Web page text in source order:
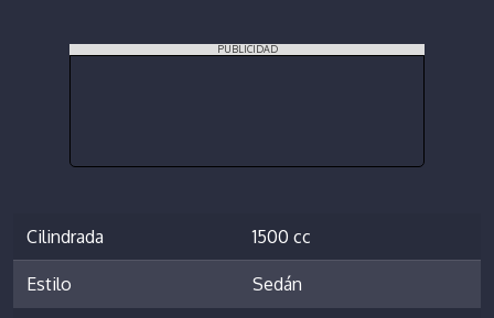
PUBLICIDAD
Cilindrada 1500 cc
Estilo Sedán